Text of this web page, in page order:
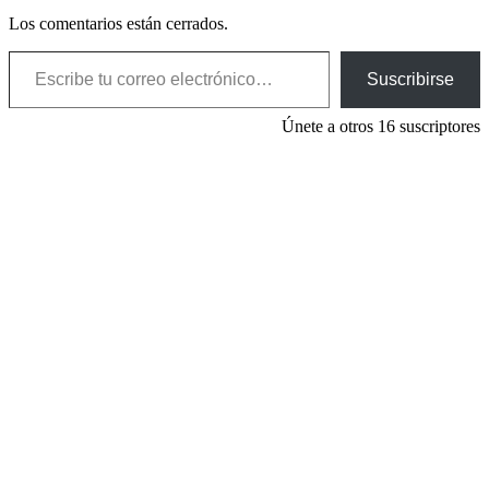
Los comentarios están cerrados.
Escribe tu correo electrónico…
Suscribirse
Únete a otros 16 suscriptores